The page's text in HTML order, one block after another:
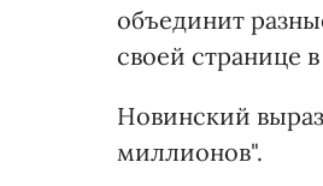
объединит
своей странице
Новинский
миллионов".